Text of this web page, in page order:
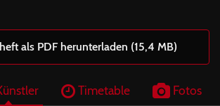
als PDF herunterladen (15,4 MB)
Timetable Fotos